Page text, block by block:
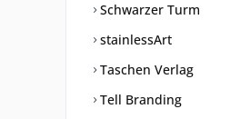
Schwarzer Turm
stainlessArt
Taschen Verlag
Tell Branding